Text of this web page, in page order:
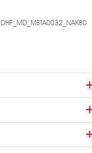
DHF_MD_MBTA0032_NAK80